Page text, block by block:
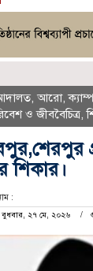
, আরো,
ও জীববৈচিত্র,
শিকার।
:
বুধবার, ২৭ মে, ২০২৬